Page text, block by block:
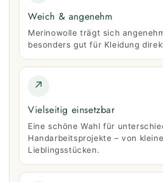
Weich & angenehm
Merinowolle trägt sich
besonders gut für Kleidung
↗
Vielseitig einsetzbar
Eine schöne Wahl für
Handarbeitsprojekte – von
Lieblingsstücken.